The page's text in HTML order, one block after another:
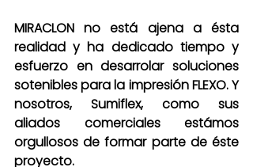
MIRACLON no está ajena a ésta
realidad y ha dedicado tiempo y
esfuerzo en desarrolar soluciones
sotenibles para la impresión FLEXO. Y
nosotros, Sumiflex, como sus
aliados comerciales estámos
orgullosos de formar parte de éste
proyecto.